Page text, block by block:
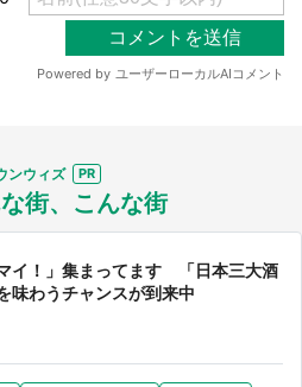
ンウィズ
街、こんな街
イ！」集まってます 「日本三大酒
味わうチャンスが到来中